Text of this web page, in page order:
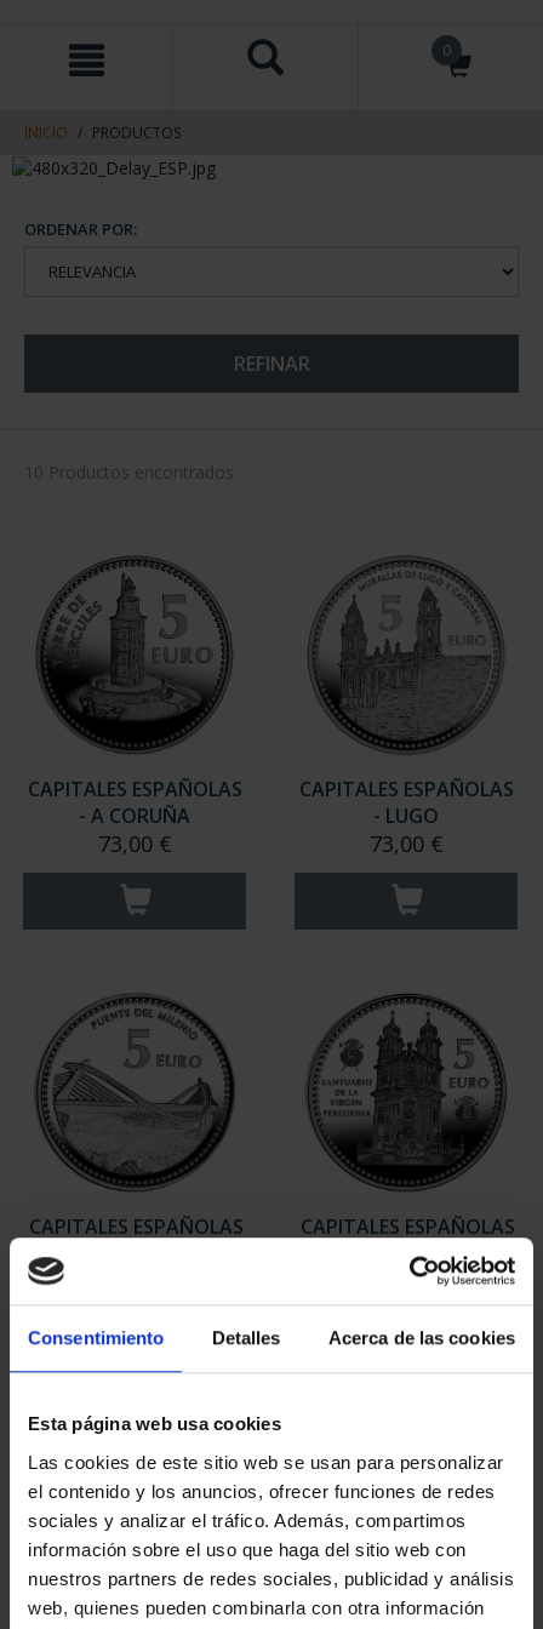
Consentimiento Detalles Acerca de las cookies
Esta página web usa cookies
Las cookies de este sitio web se usan para personalizar
el contenido y los anuncios, ofrecer funciones de redes
sociales y analizar el tráfico. Además, compartimos
información sobre el uso que haga del sitio web con
nuestros partners de redes sociales, publicidad y análisis
web, quienes pueden combinarla con otra información
contenido
navegacin
0
INICIO PRODUCTOS
ORDENAR POR:
REFINAR
10 Productos encontrados
CAPITALES ESPAÑOLAS
- A CORUÑA
73,00 €
CAPITALES ESPAÑOLAS
- LUGO
73,00 €
CAPITALES ESPAÑOLAS
CAPITALES ESPAÑOLAS
- PONTEVEDRA
73,00 €